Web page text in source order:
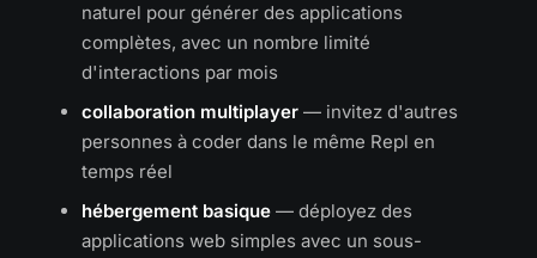
naturel pour générer des applications
complètes, avec un nombre limité
d'interactions par mois
collaboration multiplayer — invitez d'autres
personnes à coder dans le même Repl en
temps réel
hébergement basique — déployez des
applications web simples avec un sous-